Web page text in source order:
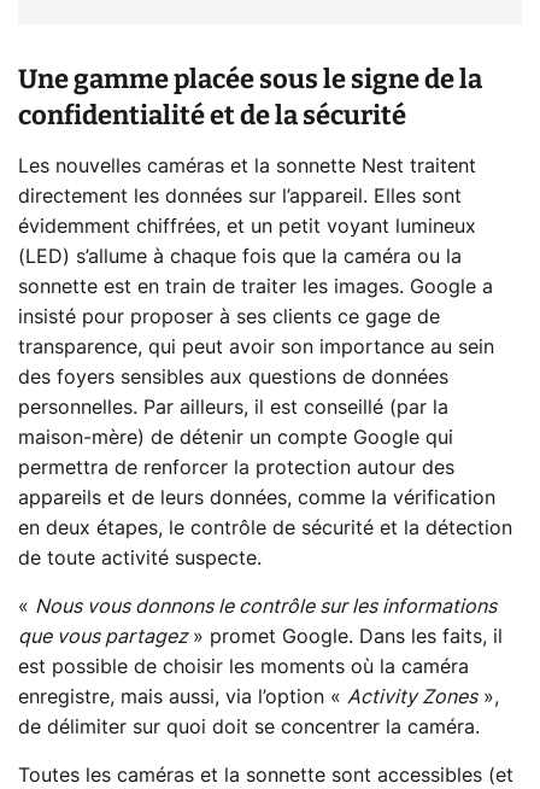
Une gamme placée sous le signe de la
confidentialité et de la sécurité
Les nouvelles caméras et la sonnette Nest traitent
directement les données sur l’appareil. Elles sont
évidemment chiffrées, et un petit voyant lumineux
(LED) s’allume à chaque fois que la caméra ou la
sonnette est en train de traiter les images. Google a
insisté pour proposer à ses clients ce gage de
transparence, qui peut avoir son importance au sein
des foyers sensibles aux questions de données
personnelles. Par ailleurs, il est conseillé (par la
maison-mère) de détenir un compte Google qui
permettra de renforcer la protection autour des
appareils et de leurs données, comme la vérification
en deux étapes, le contrôle de sécurité et la détection
de toute activité suspecte.
« Nous vous donnons le contrôle sur les informations
que vous partagez » promet Google. Dans les faits, il
est possible de choisir les moments où la caméra
enregistre, mais aussi, via l’option « Activity Zones»,
de délimiter sur quoi doit se concentrer la caméra.
Toutes les caméras et la sonnette sont accessibles (et